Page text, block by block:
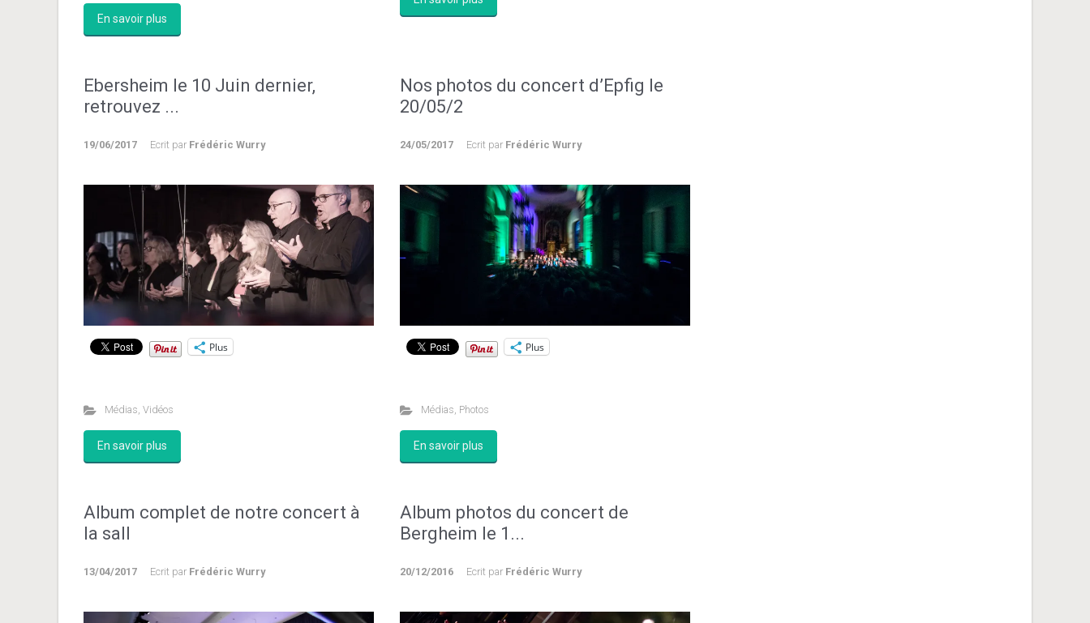
En savoir plus
Ebersheim le 10 Juin dernier,
retrouvez ...
19/06/2017 Ecrit par Frédéric Wurry
Plus
Médias, Vidéos
En savoir plus
Nos photos du concert d’Epfig le
20/05/2
24/05/2017 Ecrit par Frédéric Wurry
Plus
Médias, Photos
En savoir plus
Album complet de notre concert à
la sall
13/04/2017 Ecrit par Frédéric Wurry
Album photos du concert de
Bergheim le 1...
20/12/2016 Ecrit par Frédéric Wurry